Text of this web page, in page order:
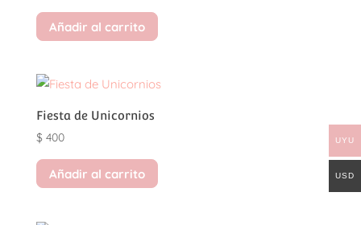
Añadir al carrito
Fiesta de Unicornios
$400
Añadir al carrito
UYU
USD